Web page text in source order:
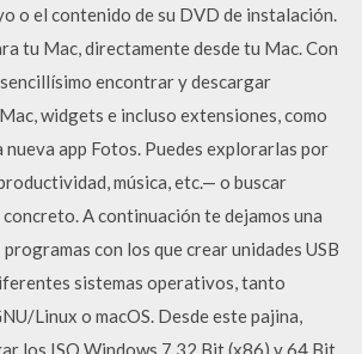
o el contenido de su DVD de instalación.
tu Mac, directamente desde tu Mac. Con
encontrar y descargar
widgets e incluso extensiones, como
nueva app Fotos. Puedes explorarlas por
música, etc.— o buscar
A continuación te dejamos una
con los que crear unidades USB
sistemas operativos, tanto
Linux o macOS. Desde este pajina,
los ISO Windows 7 32 Bit (x86) y 64 Bit